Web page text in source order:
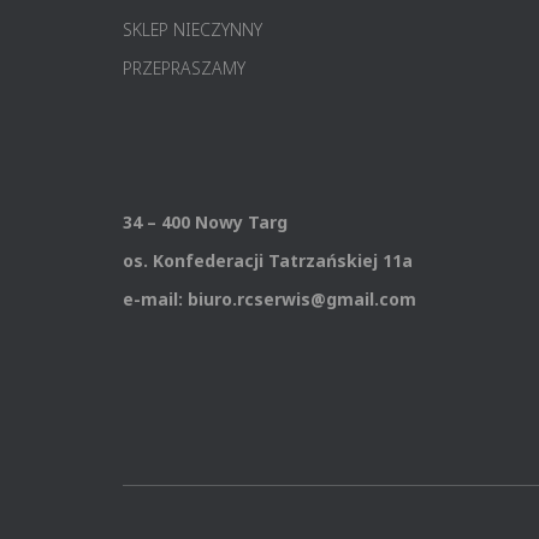
SKLEP NIECZYNNY
PRZEPRASZAMY
34 – 400 Nowy Targ
os. Konfederacji Tatrzańskiej 11a
e-mail: biuro.rcserwis@gmail.com